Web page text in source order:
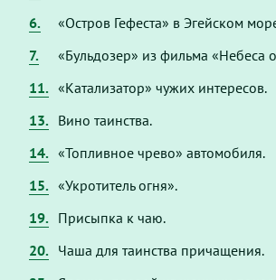
6.
«Остров Гефеста» в Эгейском
7.
«Бульдозер» из фильма «Небеса
11. «Катализатор» чужих интересов.
13. Вино таинства.
14. «Топливное чрево» автомобиля.
15. «Укротитель огня».
19. Присыпка к чаю.
20. Чаша для таинства причащения.